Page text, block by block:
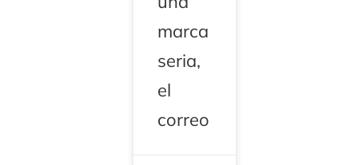
marca
seria,
el
correo